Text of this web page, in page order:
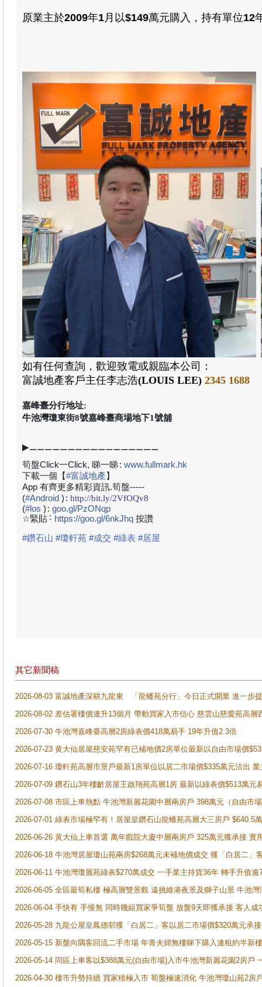
原業主於2009年1 月以$149萬元購入，持有單位12
如有任何查詢，歡迎致電或親臨本公司：
富誠地產客戶主任李志浩(LOUIS LEE) 2345 1688
嘉峰臺分行地址:
牛池灣瓊東街8號嘉峰臺商場地下1號舖
▶⚊⚊⚊⚊⚊⚊⚊⚊⚊⚊⚊⚊⚊⚊⚊⚊⚊
筍盤Click一Click, 睇一睇: www.fullmark.hk
下載一個【#富誠地產】
App 有齊更多精彩資訊.筍盤-----
(#Android ) : http://bit.ly/2VfOQv8
(#los ) : goo.gl/PzONqp
☆緊貼 :https://goo.gl/6nkJhq 按讚
#鑽石山 #瓊軒苑 #成交 #綠表 #居屋
其它新聞稿
2026-08-03 富誠地產深耕九龍東 「龍蟠苑分行」今日正式開業 進一步
2026-08-02 差估署樓價連升13個月 帶動買家入市信心 慈雲山慈愛苑高層
2026-07-30 牛池灣嘉峰臺高層2房綠表價418萬易手 19年升值2.3倍
2026-07-23 黄大仙居屋慈安苑罕有已補地價2房單位最新以自由市場價
2026-07-16 瓊軒苑高層市景戶最新1房單位以居二市場價$335萬元沽出
2026-07-09 鑽石山3年樓齡居屋王啟翔苑高層1房 最新以綠表價$513萬元
2026-07-08 市區上車熱點 牛池灣新麗花園中層兩房戶 398萬元（自由市
2026-07-01 綠表市場極罕有！居屋皇鑽石山龍蟠苑高層大三房戶
2026-06-26 黃大仙上車首選 萬年戲院大廈中層兩房戶 325萬元獲承接 實
2026-06-18 牛池灣居屋瓊山苑兩房$268萬元未補地價成交 獲「白居二」
2026-06-11 牛池灣瓊麗苑綠表$270萬成交 一手業主持貨36年 轉手升值逾
2026-06-05 全區最筍私樓 極高層雙景觀 遠挑維港夜景及獅子山景 牛池
2026-06-04 手快有 手慢無 同時幾組買家爭筍盤 放盤9天即獲承接 客人
2026-05-28 九龍公屋皇鳳德邨獲「白居二」客以居二市場價$320萬元承接
2026-05-15 新盤向隅客回流二手市場 年青夫婦無樓睇下購入連租約半新
2026-05-14 同區上車客以$388萬元(自由市場)入市牛池灣新麗花園2房戶
2026-04-30 樓市升勢持續 買家積極入市 荀盤極速消化 牛池灣瓊山苑2房